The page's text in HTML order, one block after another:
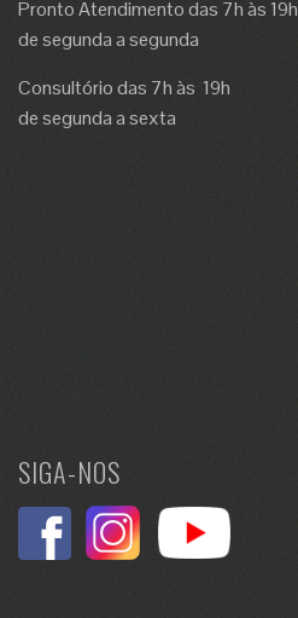
Pronto Atendimento das 7h às 19h
de segunda a segunda
Consultório das 7h às 19h
de segunda a sexta
SIGA-NOS